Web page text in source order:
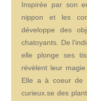
Inspirée par son
nippon et les
développe des
chatoyants. De
elle plonge ses
révèlent leur
Elle a à coeur de
curieux.se des